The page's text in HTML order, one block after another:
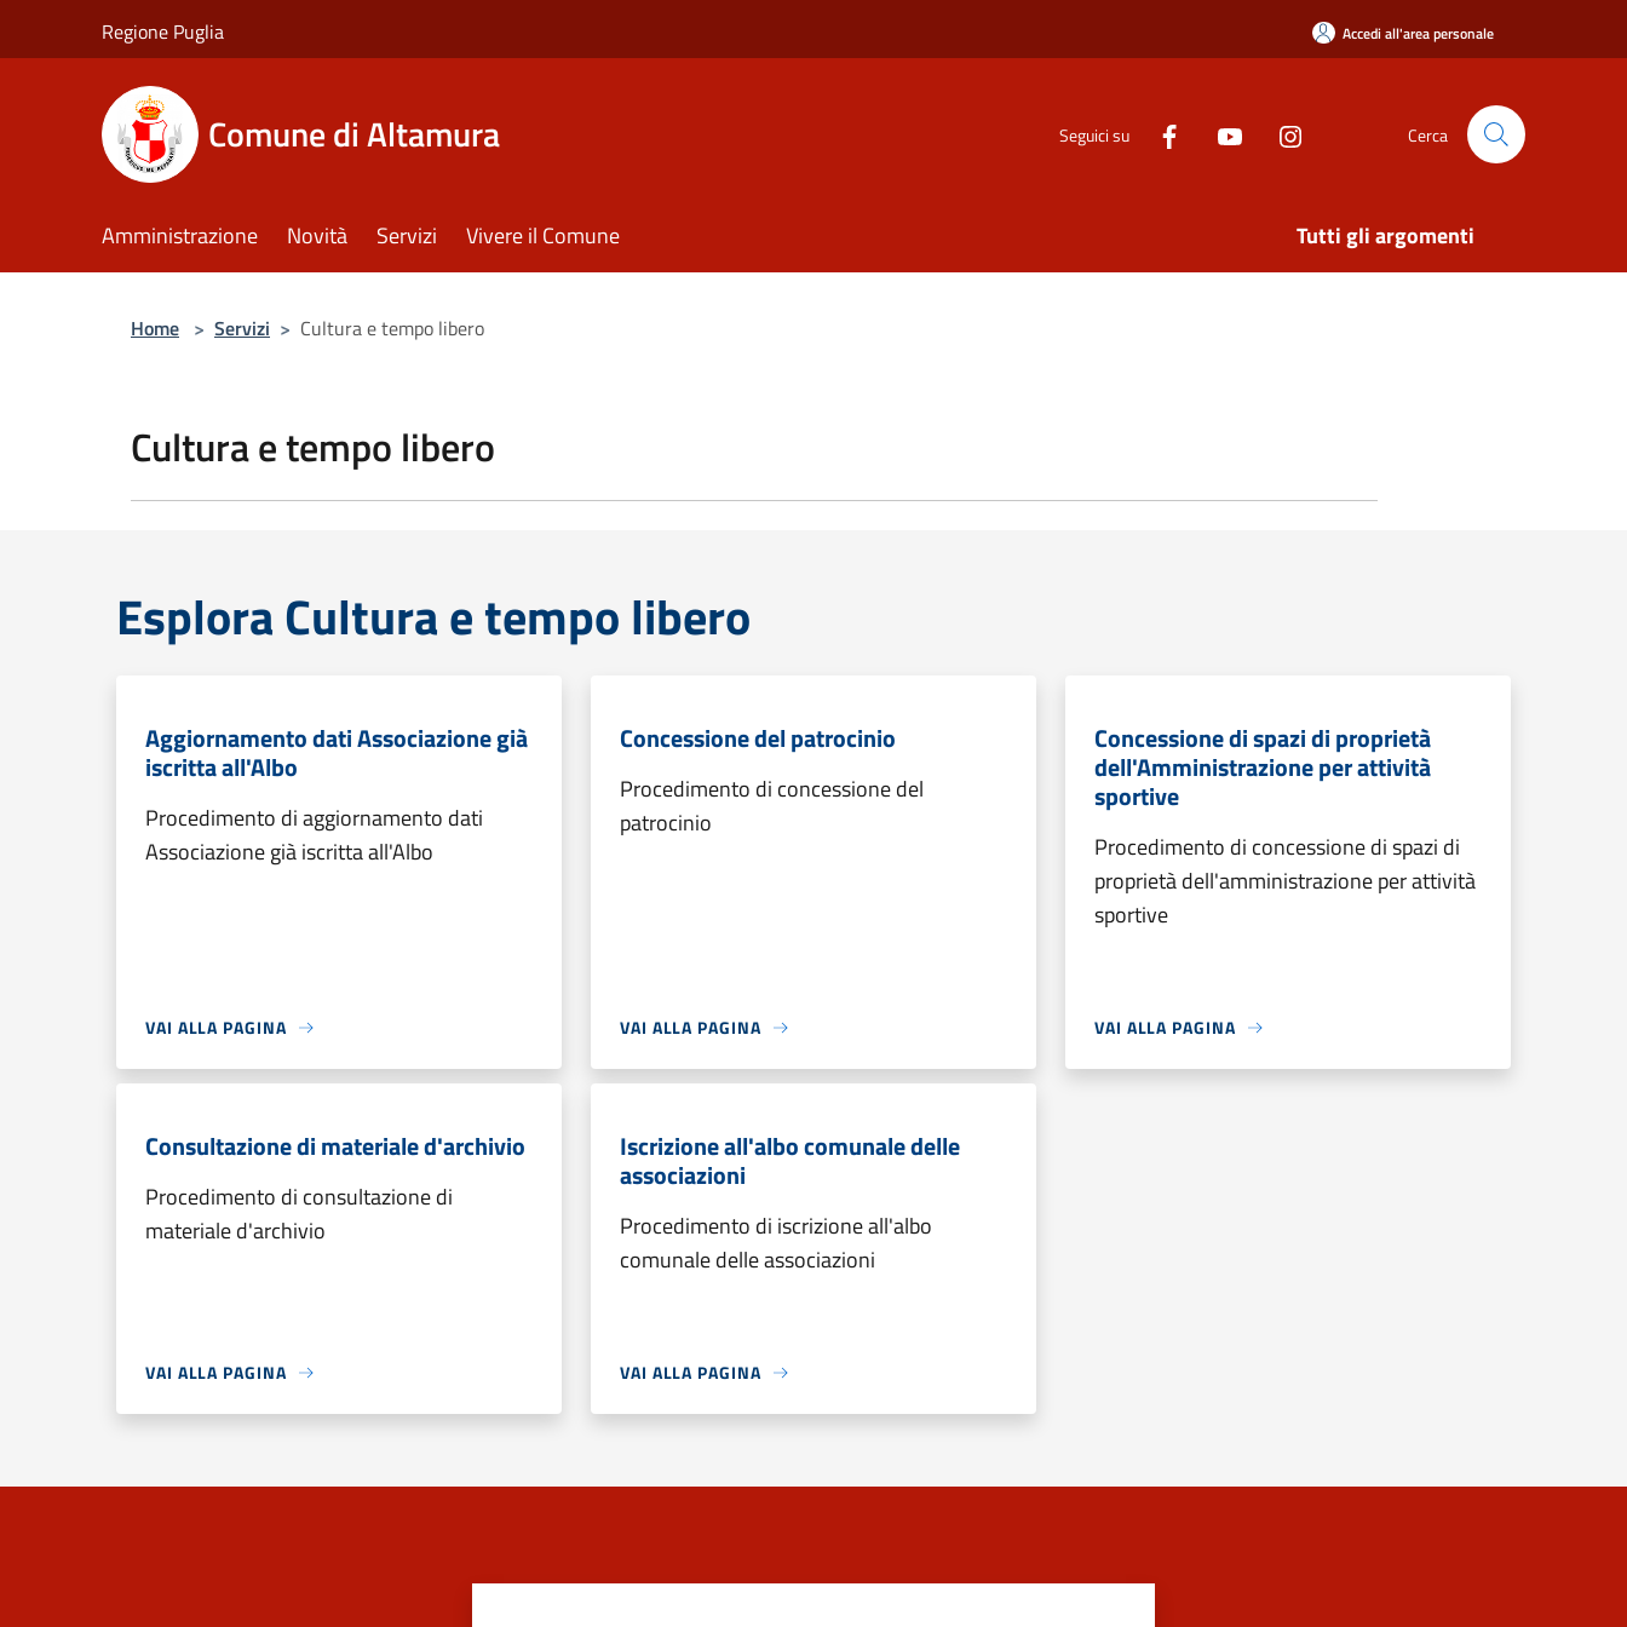
Regione Puglia Accedi all'area personale
Comune di Altamura Seguici su Cerca
Amministrazione Novità Servizi Vivere il Comune Tutti gli argomenti
Home > Servizi > Cultura e tempo libero
Cultura e tempo libero
Esplora Cultura e tempo libero
Aggiornamento dati Associazione già
iscritta all'Albo
Procedimento di aggiornamento dati
Associazione già iscritta all'Albo
VAI ALLA PAGINA
Concessione del patrocinio
Procedimento di concessione del
patrocinio
VAI ALLA PAGINA
Concessione di spazi di proprietà
dell'Amministrazione per attività
sportive
Procedimento di concessione di spazi di
proprietà dell'amministrazione per attività
sportive
VAI ALLA PAGINA
Consultazione di materiale d'archivio
Procedimento di consultazione di
materiale d'archivio
VAI ALLA PAGINA
Iscrizione all'albo comunale delle
associazioni
Procedimento di iscrizione all'albo
comunale delle associazioni
VAI ALLA PAGINA